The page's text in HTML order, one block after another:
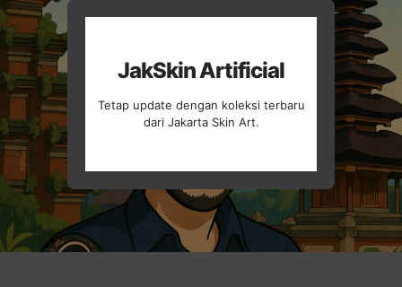
JakSkin Artificial
Tetap update dengan koleksi terbaru
dari Jakarta Skin Art.